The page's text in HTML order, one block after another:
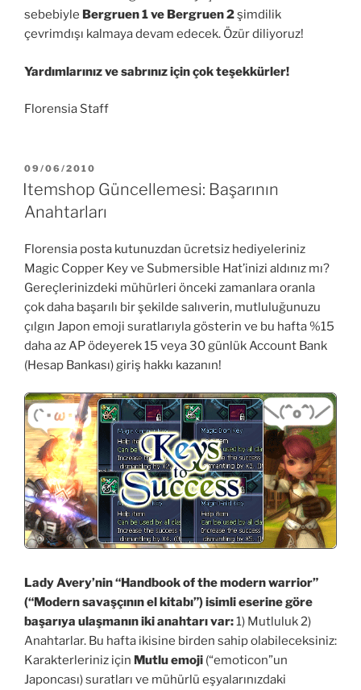
sebebiyle Bergruen 1 ve Bergruen 2şimdilik
çevrimdışı kalmaya devam edecek. Özür diliyoruz!
Yardımlarınız ve sabrınız için çok teşekkürler!
Florensia Staff
YAYIM
TARIHI
09/06/2010
Itemshop Güncellemesi: Başarının
Anahtarları
Florensia posta kutunuzdan ücretsiz hediyeleriniz
Magic Copper Key ve Submersible Hat’inizi aldınız mı?
Gereçlerinizdeki mühürleri önceki zamanlara oranla
çok daha başarılı bir şekilde salıverin, mutluluğunuzu
çılgın Japon emoji suratlarıyla gösterin ve bu hafta %15
daha az AP ödeyerek 15 veya 30 günlük Account Bank
(Hesap Bankası) giriş hakkı kazanın!
Lady Avery’nin “Handbook of the modern warrior”
(“Modern savaşçının el kitabı”) isimli eserine göre
başarıya ulaşmanın iki anahtarı var:1) Mutluluk 2)
Anahtarlar. Bu hafta ikisine birden sahip olabileceksiniz:
Karakterleriniz için Mutlu emoji (“emoticon”un
Japoncası) suratları ve mühürlü eşyalarınızdaki